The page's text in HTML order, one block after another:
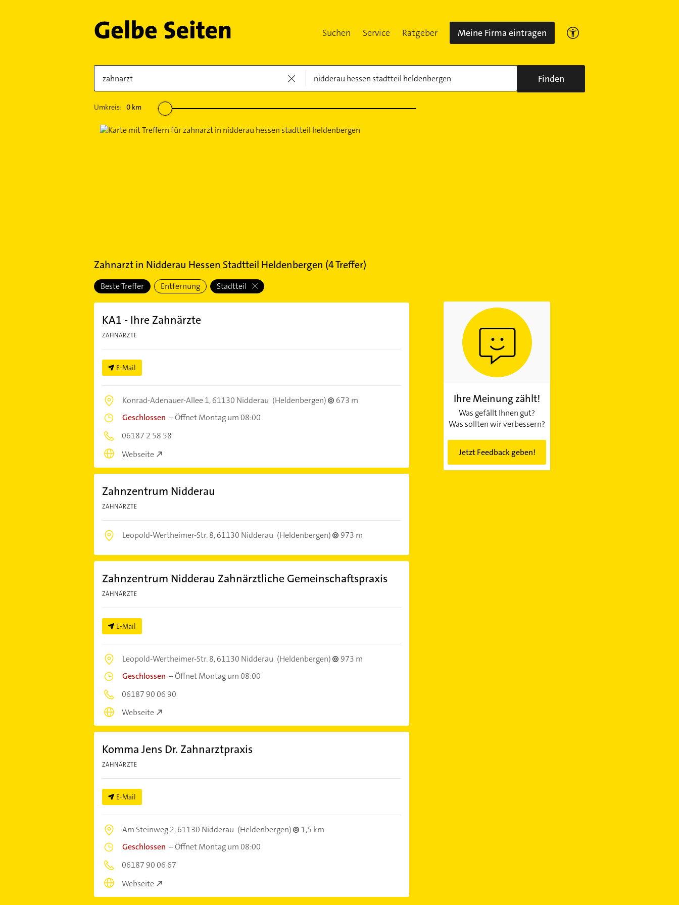
Suchen Service Ratgeber Meine Firma eintragen
Finden
Umkreis: 0km
Zahnarztin Nidderau Hessen Stadtteil Heldenbergen (4Treffer)
Beste Treffer Entfernung Stadtteil
KA1 - Ihre Zahnärzte
ZAHNÄRZTE
E-Mail
Konrad-Adenauer-Allee 1,61130 Nidderau (Heldenbergen)
673 m
Geschlossen –Öffnet Montag um 08:00
06187 2 58 58
Webseite
Zahnzentrum Nidderau
ZAHNÄRZTE
Leopold-Wertheimer-Str. 8,61130 Nidderau (Heldenbergen) 973 m
Zahnzentrum Nidderau Zahnärztliche Gemeinschaftspraxis
ZAHNÄRZTE
E-Mail
Leopold-Wertheimer-Str. 8,61130 Nidderau (Heldenbergen)
973 m
Geschlossen –Öffnet Montag um 08:00
06187 90 06 90
Webseite
Komma Jens Dr. Zahnarztpraxis
ZAHNÄRZTE
E-Mail
Am Steinweg 2,61130 Nidderau (Heldenbergen)
1,5 km
Geschlossen –Öffnet Montag um 08:00
06187 90 06 67
Webseite
Ihre Meinung zählt!
Was gefällt Ihnen gut?
Was sollten wir verbessern?
Jetzt Feedback geben!